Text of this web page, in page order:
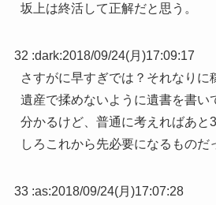
坂上は終活して正解だと思う。
32 :dark:2018/09/24(月)17:09:17
さすがに早すぎでは？それなりに
遺産で揉めないように遺書を書い
分かるけど、普通に考えればあと
しろこれから先必要になるものだ
33 :as:2018/09/24(月)17:07:28